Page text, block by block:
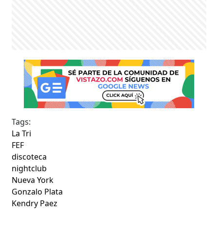
Tags:
La Tri
FEF
discoteca
nightclub
Nueva York
Gonzalo Plata
Kendry Paez